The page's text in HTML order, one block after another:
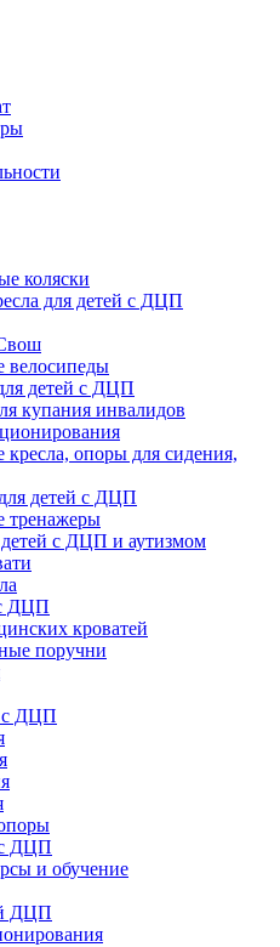
коляски
для детей с ДЦП
велосипеды
детей с ДЦП
купания инвалидов
опоры для сидения,
детей с ДЦП
тренажеры
с ДЦП и аутизмом
ДЦП
кроватей
поручни
с ДЦП
с ДЦП
и обучение
ДЦП